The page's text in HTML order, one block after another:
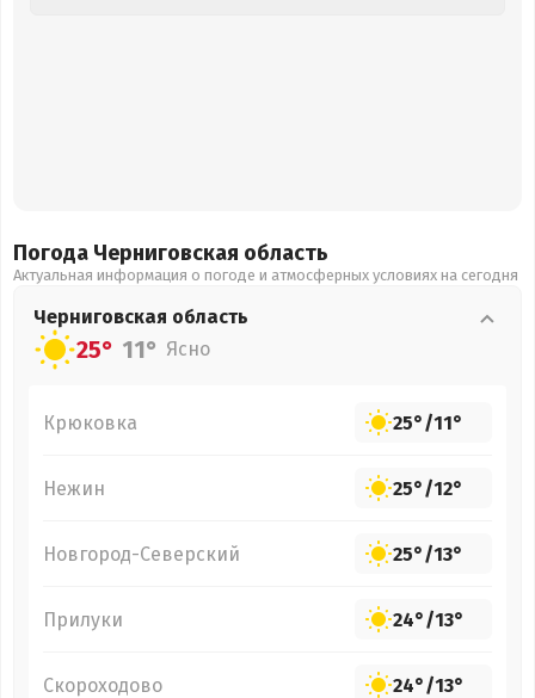
Погода Черниговская область
Актуальная информация о погоде и атмосферных условиях на сегодня
Черниговская область
25° 11° Ясно
Крюковка 25°/11°
Нежин 25°/12°
Новгород-Северский 25°/13°
Прилуки 24°/13°
Скороходово 24°/13°